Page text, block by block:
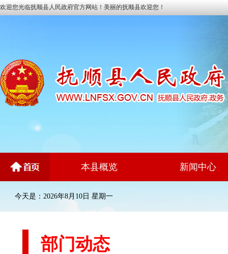
欢迎您光临抚顺县人民政府官方网站！美丽的抚顺县欢迎您！
本县概览 新闻中心
今天是：2026年8月10日 星期一
部门动态